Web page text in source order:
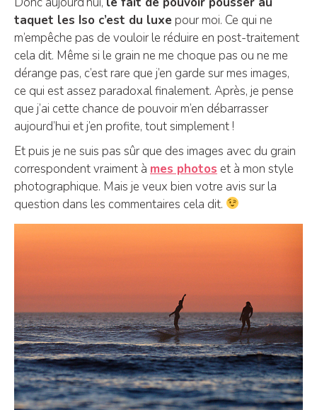
taquet les Iso c’est du luxe pour moi. Ce qui ne
m’empêche pas de vouloir le réduire en post-traitement
cela dit. Même si le grain ne me choque pas ou ne me
dérange pas, c’est rare que j’en garde sur mes images,
ce qui est assez paradoxal finalement. Après, je pense
que j’ai cette chance de pouvoir m’en débarrasser
aujourd’hui et j’en profite, tout simplement !
Et puis je ne suis pas sûr que des images avec du grain
correspondent vraiment à mes photos et à mon style
photographique. Mais je veux bien votre avis sur la
question dans les commentaires cela dit.